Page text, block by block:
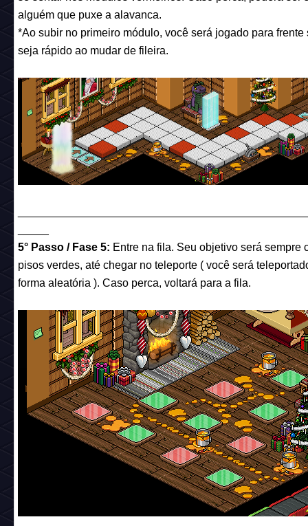
alguém que puxe a alavanca.
*Ao subir no primeiro módulo, você será jogado para frente
seja rápido ao mudar de fileira.
5° Passo / Fase 5: Entre na fila. Seu objetivo será sempre
pisos verdes, até chegar no teleporte ( você será
forma aleatória ). Caso perca, voltará para a fila.